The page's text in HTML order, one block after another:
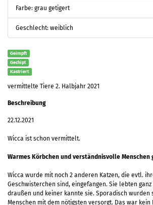
Farbe: grau getigert
Geschlecht: weiblich
Geimpft
Gechipt
Kastriert
vermittelte Tiere 2. Halbjahr 2021
Beschreibung
22.12.2021
Wicca ist schon vermittelt.
Warmes Körbchen und verständnisvolle Menschen
Wicca wurde mit noch 2 anderen Katzen, die evtl.
Geschwisterchen sind, eingefangen. Sie lebten
draußen und keiner kannte sie. Sporadisch wurden
Menschen mit dem nötigsten versorgt. Das war kein